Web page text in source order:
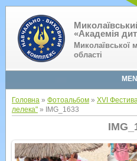
«Академія
Миколаївської
області
Головна» Фотоальбом» XVI
лелека"» IMG_1633